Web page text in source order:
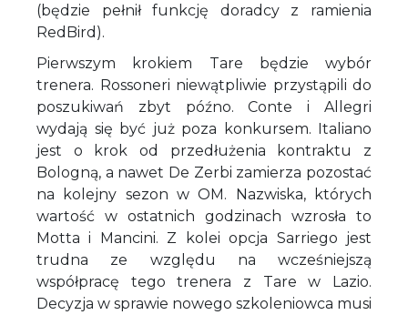
(będzie pełnił funkcję doradcy z ramienia
RedBird).
Pierwszym krokiem Tare będzie wybór
trenera. Rossoneri niewątpliwie przystąpili do
poszukiwań zbyt późno. Conte i Allegri
wydają się być już poza konkursem. Italiano
jest o krok od przedłużenia kontraktu z
Bologną, a nawet De Zerbi zamierza pozostać
na kolejny sezon w OM. Nazwiska, których
wartość w ostatnich godzinach wzrosła to
Motta i Mancini. Z kolei opcja Sarriego jest
trudna ze względu na wcześniejszą
współpracę tego trenera z Tare w Lazio.
Decyzja w sprawie nowego szkoleniowca musi